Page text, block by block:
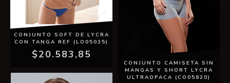
CONJUNTO SOFT DE LYCRA
CON TANGA REF (LO05035)
$20.583,85
CONJUNTO CAMISETA SIN
MANGAS Y SHORT LYCRA
ULTRAOPACA (CO05820)